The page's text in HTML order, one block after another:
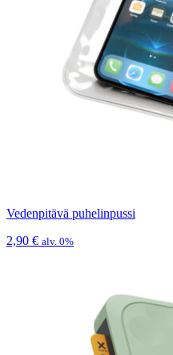
Vedenpitävä puhelinpussi
2,90 € alv. 0%